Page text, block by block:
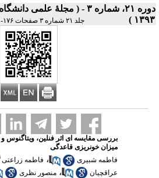
دوره ۲۱، شماره ۳ - ( مجلۀ
۱۳۹۳ )
جلد ۲۱ شماره ۳ صفحات ۱۷۶-۱۷۱
بررسی مقایسه ای اثر فنلین، ویتاگنوس و
میزان خونریزی قاعدگی
فاطمه شبیری
، فاطمه زراعتی
عراقچیان
، منصور نظری